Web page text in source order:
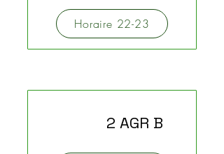
Horaire 22-23
2 AGR B